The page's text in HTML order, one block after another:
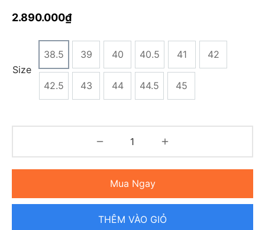
2.890.000₫
Size
38.5 39 40 40.5 41 42
42.5 43 44 44.5 45
Mua Ngay
THÊM VÀO GIỎ